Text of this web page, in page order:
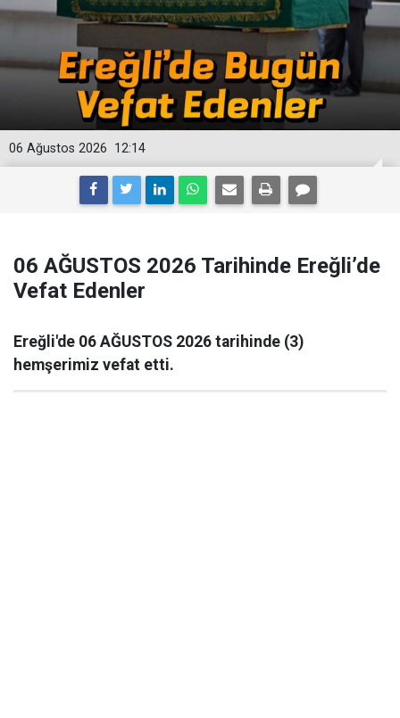
12:14
06 Ağustos 2026
06 AĞUSTOS 2026 Tarihinde Ereğli’de
Vefat Edenler
Ereğli'de 06 AĞUSTOS 2026 tarihinde (3)
hemşerimiz vefat etti.